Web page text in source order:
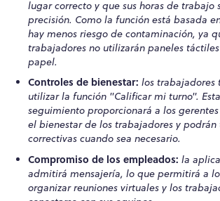
lugar correcto y que sus horas de trabajo
precisión. Como la función está basada
hay menos riesgo de contaminación, ya
trabajadores no utilizarán paneles
papel.
Controles de bienestar: los
utilizar la función "Calificar mi turno".
seguimiento proporcionará a los
el bienestar de los trabajadores y
correctivas cuando sea necesario.
Compromiso de los empleados: la
admitirá mensajería, lo que permitirá a
organizar reuniones virtuales y los